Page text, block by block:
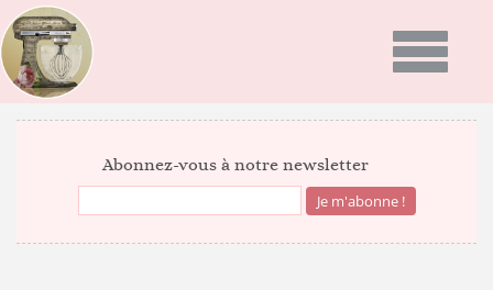
Toggle
PRÉSENTATION
PROGRAMMES
Abonnez-vous à notre newsletter